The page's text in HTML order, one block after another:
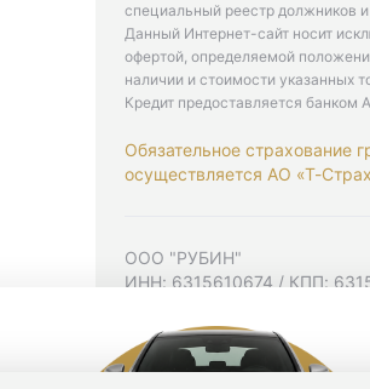
специальный реестр должников
Данный Интернет-сайт носит
офертой, определяемой
наличии и стоимости указанных
Кредит предоставляется банком
Обязательное страхование
осуществляется АО «Т-
ООО "РУБИН"
ИНН: 6315610674 / КПП:
Согласие на рекламную
Политика